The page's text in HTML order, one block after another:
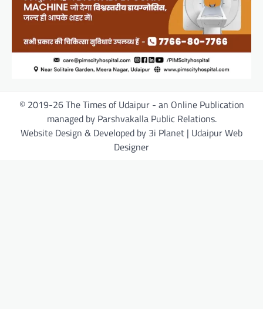
© 2019-26 The Times of Udaipur - an Online Publication
managed by Parshvakalla Public Relations.
Website Design & Developed by 3i Planet | Udaipur Web
Designer